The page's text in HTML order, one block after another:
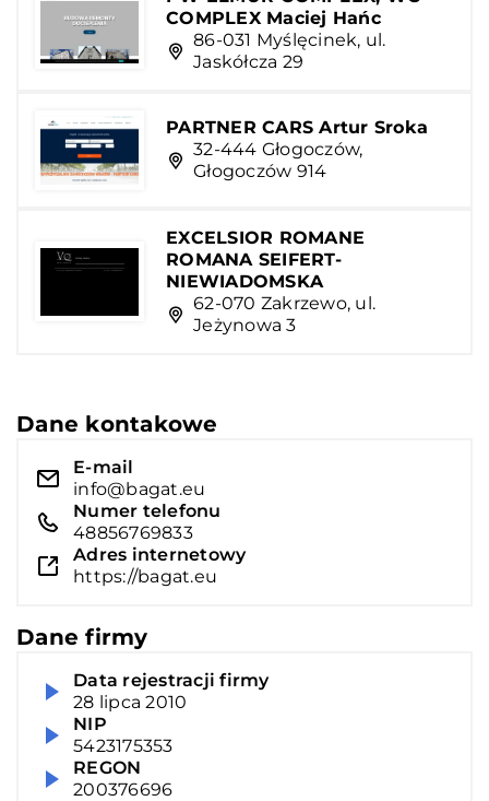
COMPLEX Maciej Hańc
86-031 Myślęcinek, ul.
Jaskółcza 29
PARTNER CARS Artur Sroka
32-444 Głogoczów,
Głogoczów 914
EXCELSIOR ROMANE
ROMANA SEIFERT-
NIEWIADOMSKA
62-070 Zakrzewo, ul.
Jeżynowa 3
Dane kontakowe
E-mail
info@bagat.eu
Numer telefonu
48856769833
Adres internetowy
https://bagat.eu
Dane firmy
Data rejestracji firmy
28 lipca 2010
NIP
5423175353
REGON
200376696